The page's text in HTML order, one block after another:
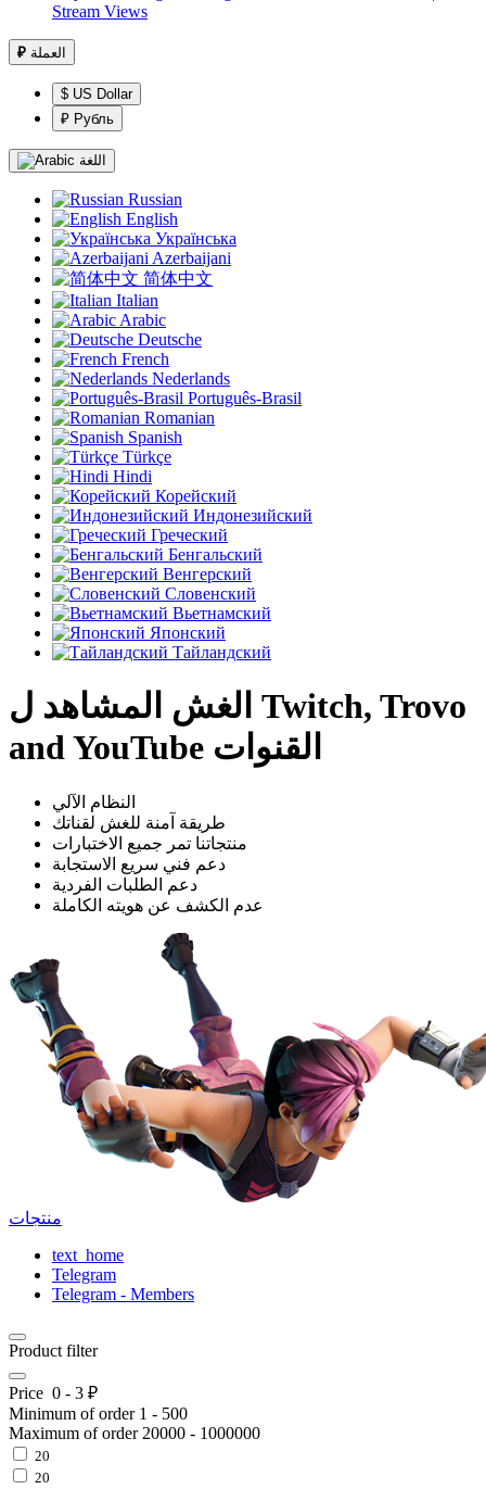
Stream Views
₽ العملة
$ US Dollar
₽ Рубль
اللغة
Russian
English
Українська
Azerbaijani
简体中文
Italian
Arabic
Deutsche
French
Nederlands
Português-Brasil
Romanian
Spanish
Türkçe
Hindi
Корейский
Индонезийский
Греческий
Бенгальский
Венгерский
Словенский
Вьетнамский
Японский
Тайландский
الغش المشاهد ل Twitch, Trovo
and YouTube القنوات
النظام الآلي
طريقة آمنة للغش لقناتك
منتجاتنا تمر جميع الاختبارات
دعم فني سريع الاستجابة
دعم الطلبات الفردية
عدم الكشف عن هويته الكاملة
منتجات
text_home
Telegram
Telegram - Members
Product filter
Price 0 - 3 ₽
Minimum of order 1 - 500
Maximum of order 20000 - 1000000
20
20